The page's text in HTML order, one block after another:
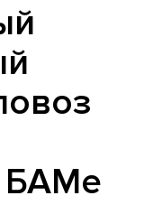
БАМе